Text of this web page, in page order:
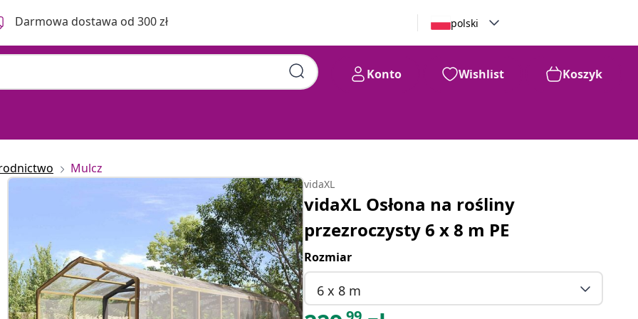
Darmowa dostawa od 300 zł polski
Konto Wishlist Koszyk
Mulcz
vidaXL
vidaXL Osłona na rośliny
przezroczysty 6 x 8 m PE
Rozmiar
6 x 8 m